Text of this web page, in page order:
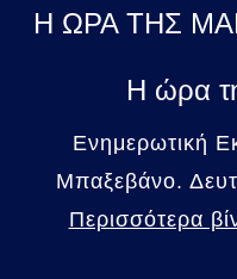
Η ΩΡΑ ΤΗΣ
Η ώρα
Ενημερωτική
Μπαξεβάνο.
Περισσότερα